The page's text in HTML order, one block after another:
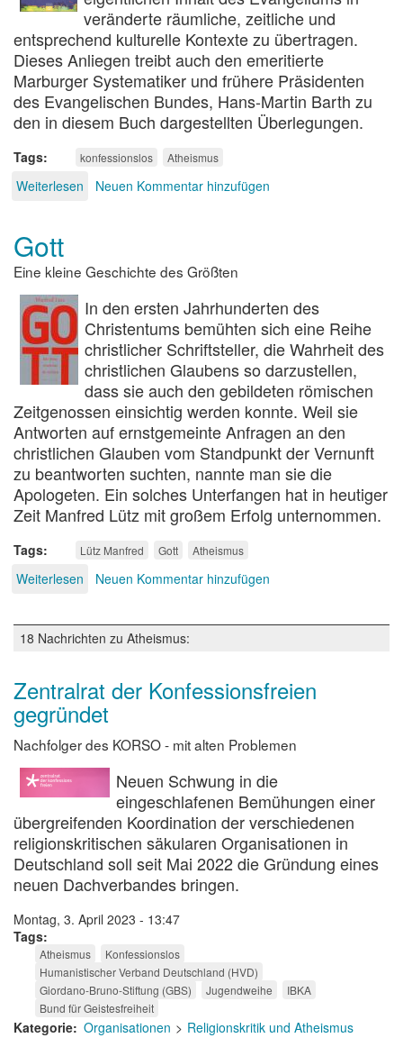
veränderte räumliche, zeitliche und
entsprechend kulturelle Kontexte zu übertragen.
Dieses Anliegen treibt auch den emeritierte
Marburger Systematiker und frühere Präsidenten
des Evangelischen Bundes, Hans-Martin Barth zu
den in diesem Buch dargestellten Überlegungen.
Tags konfessionslos Atheismus
Weiterlesen über
Neuen Kommentar hinzufügen
Gott
Eine kleine Geschichte des Größten
In den ersten Jahrhunderten des
Christentums bemühten sich eine Reihe
christlicher Schriftsteller, die Wahrheit des
christlichen Glaubens so darzustellen,
dass sie auch den gebildeten römischen
Zeitgenossen einsichtig werden konnte. Weil sie
Antworten auf ernstgemeinte Anfragen an den
christlichen Glauben vom Standpunkt der Vernunft
zu beantworten suchten, nannte man sie die
Apologeten. Ein solches Unterfangen hat in heutiger
Zeit Manfred Lütz mit großem Erfolg unternommen.
Tags Lütz Manfred Gott Atheismus
Weiterlesen über
Neuen Kommentar hinzufügen
18 Nachrichten zu Atheismus:
Zentralrat der Konfessionsfreien
gegründet
Nachfolger des KORSO - mit alten Problemen
Neuen Schwung in die
eingeschlafenen Bemühungen einer
übergreifenden Koordination der verschiedenen
religionskritischen säkularen Organisationen in
Deutschland soll seit Mai 2022 die Gründung eines
neuen Dachverbandes bringen.
Montag, 3. April 2023 - 13:47
Tags
Atheismus
Konfessionslos
Humanistischer Verband Deutschland (HVD)
Giordano-Bruno-Stiftung (GBS)
Jugendweihe
IBKA
Bund für Geistesfreiheit
Kategorie Organisationen Religionskritik und Atheismus